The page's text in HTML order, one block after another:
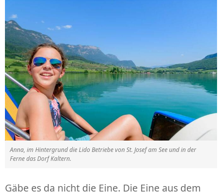
Anna, im Hintergrund die Lido Betriebe von St. Josef am See und in der
Ferne das Dorf Kaltern.
Gäbe es da nicht die Eine. Die Eine aus dem